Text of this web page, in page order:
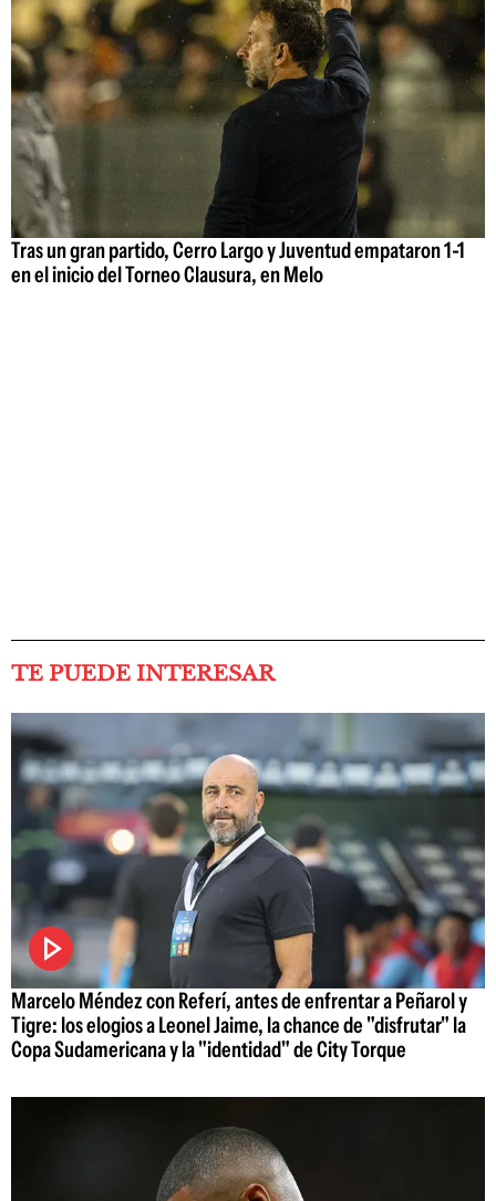
Tras un gran partido, Cerro Largo y Juventud empataron 1-1
en el inicio del Torneo Clausura, en Melo
TE PUEDE INTERESAR
Marcelo Méndez con Referí, antes de enfrentar a Peñarol y
Tigre: los elogios a Leonel Jaime, la chance de "disfrutar" la
Copa Sudamericana y la "identidad" de City Torque